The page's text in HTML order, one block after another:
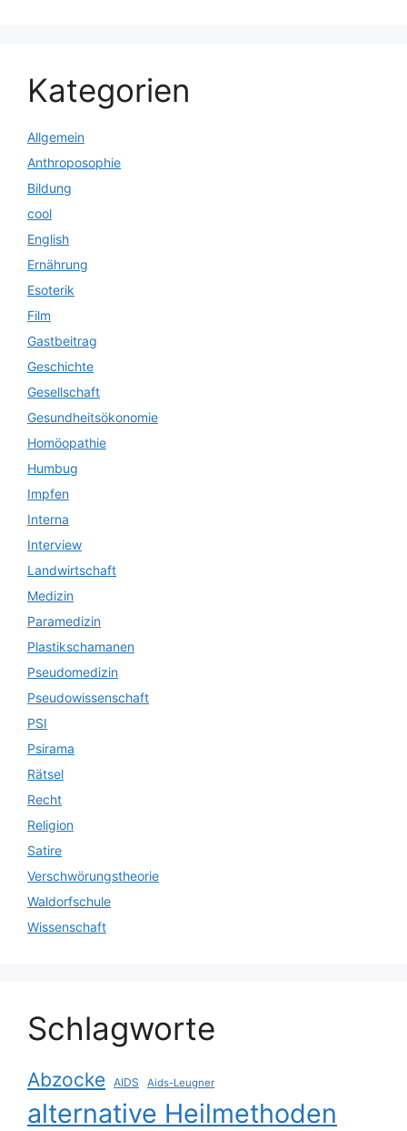
Kategorien
Allgemein
Anthroposophie
Bildung
cool
English
Ernährung
Esoterik
Film
Gastbeitrag
Geschichte
Gesellschaft
Gesundheitsökonomie
Homöopathie
Humbug
Impfen
Interna
Interview
Landwirtschaft
Medizin
Paramedizin
Plastikschamanen
Pseudomedizin
Pseudowissenschaft
PSI
Psirama
Rätsel
Recht
Religion
Satire
Verschwörungstheorie
Waldorfschule
Wissenschaft
Schlagworte
Abzocke AIDS Aids-Leugner
alternative Heilmethoden